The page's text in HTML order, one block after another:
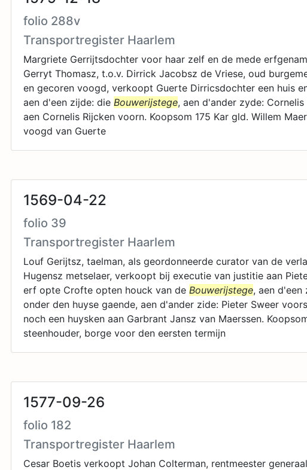
folio 288v
Transportregister Haarlem
Margriete Gerrijtsdochter voor haar zelf en de mede
Gerryt Thomasz, t.o.v. Dirrick Jacobsz de Vriese, oud
en gecoren voogd, verkoopt Guerte Dirricsdochter een huis
aen d'een zijde: die Bouwerijstege, aen d'ander zyde:
aen Cornelis Rijcken voorn. Koopsom 175 Kar gld. Willem
voogd van Guerte
1569-04-22
folio 39
Transportregister Haarlem
Louf Gerijtsz, taelman, als geordonneerde curator van de
Hugensz metselaer, verkoopt bij executie van justitie aan
erf opte Crofte opten houck van de Bouwerijstege, aen d'een
onder den huyse gaende, aen d'ander zide: Pieter Sweer
noch een huysken aan Garbrant Jansz van Maerssen.
steenhouder, borge voor den eersten termijn
1577-09-26
folio 182
Transportregister Haarlem
Cesar Boetis verkoopt Johan Colterman, rentmeester